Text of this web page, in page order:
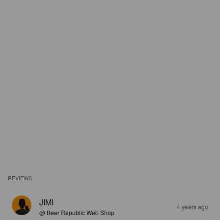
REVIEWS
JIMI
@ Beer Republic Web Shop
4 years ago